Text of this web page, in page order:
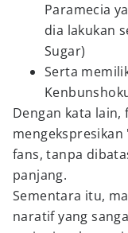
Paramecia
dia lakukan
Sugar)
Serta
Dengan kata
fans, tanpa
panjang.
Sementara itu,
naratif yang